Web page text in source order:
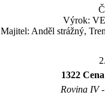
Výrok:
Majitel: Anděl strážný,
1322
Rovina IV